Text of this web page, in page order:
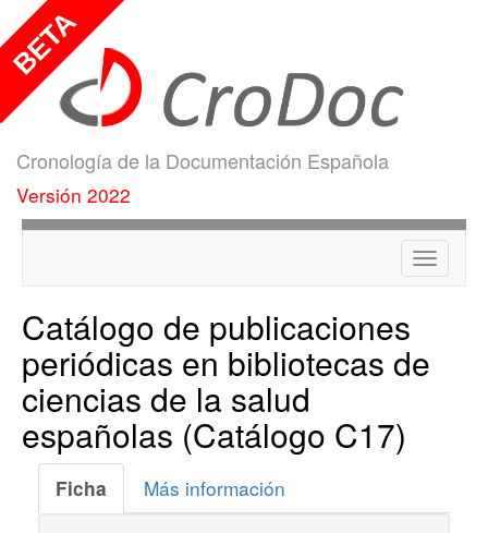
Cronología de la Documentación Española
Versión 2022
Menú
Catálogo de publicaciones
periódicas en bibliotecas de
ciencias de la salud
españolas (Catálogo C17)
Ficha Más información